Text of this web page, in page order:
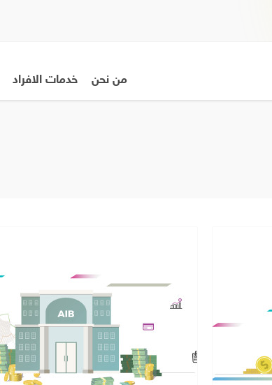
من نحن خدمات الافراد